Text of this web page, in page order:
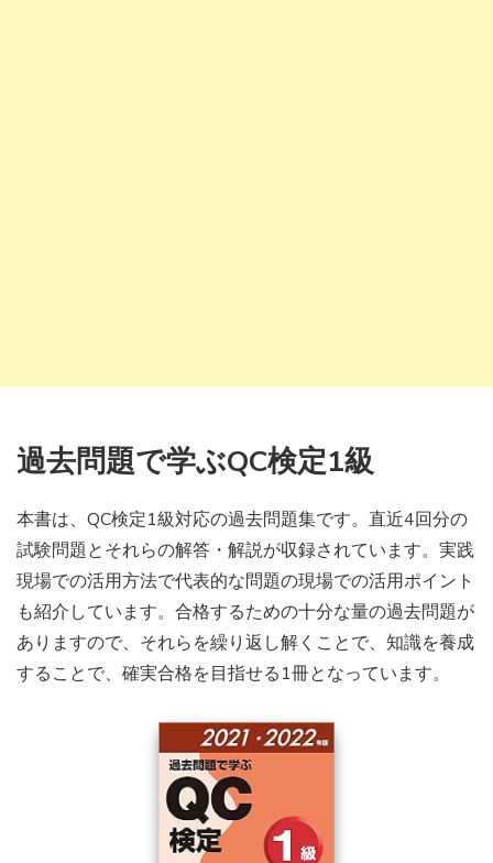
過去問題で学ぶQC検定1級
本書は、QC検定1級対応の過去問題集です。直近4回分の
試験問題とそれらの解答・解説が収録されています。実践
現場での活用方法で代表的な問題の現場での活用ポイント
も紹介しています。合格するための十分な量の過去問題が
ありますので、それらを繰り返し解くことで、知識を養成
することで、確実合格を目指せる1冊となっています。